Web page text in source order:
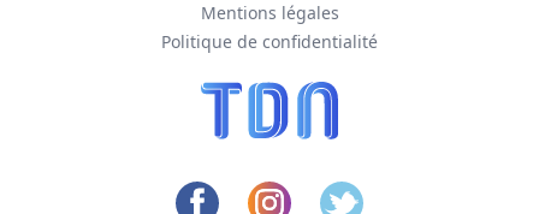
Mentions légales
Politique de confidentialité